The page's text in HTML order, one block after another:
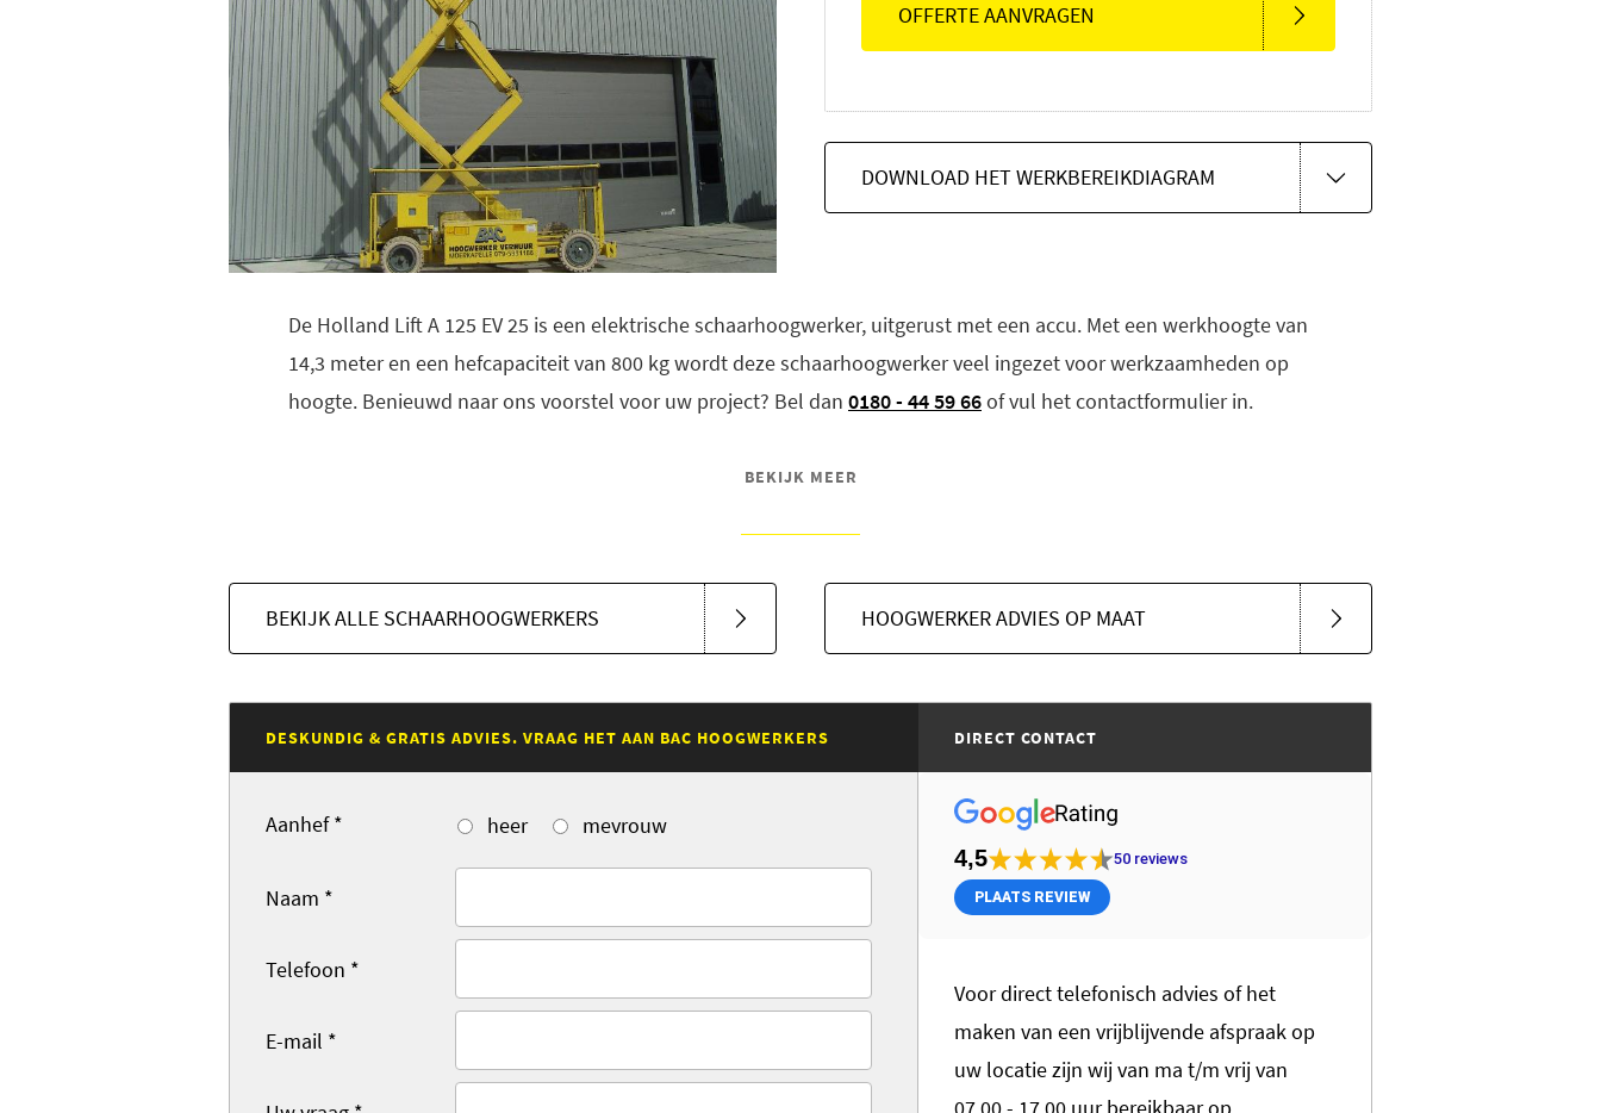
OFFERTE AANVRAGEN
DOWNLOAD HET WERKBEREIKDIAGRAM
De Holland Lift A 125 EV 25 is een elektrische schaarhoogwerker, uitgerust met een accu. Met een werkhoogte van
14,3 meter en een hefcapaciteit van 800 kg wordt deze schaarhoogwerker veel ingezet voor werkzaamheden op
hoogte. Benieuwd naar ons voorstel voor uw project? Bel dan 0180 - 44 59 66of vul het contactformulier in.
BEKIJK MEER
BEKIJK ALLE SCHAARHOOGWERKERS HOOGWERKER ADVIES OP MAAT
DESKUNDIG & GRATIS ADVIES. VRAAG HET AAN BAC HOOGWERKERS
Aanhef* heer mevrouw
Naam *
Telefoon *
E-mail *
DIRECT CONTACT
4,5 50 reviews
PLAATS REVIEW
Voor direct telefonisch advies of het
maken van een vrijblijvende afspraak op
uw locatie zijn wij van ma t/m vrij van